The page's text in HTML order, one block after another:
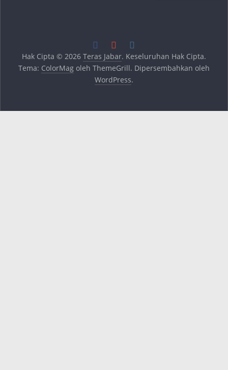
Hak Cipta © 2026 Teras Jabar. Keseluruhan Hak Cipta.
Tema: ColorMagoleh ThemeGrill. Dipersembahkan oleh
WordPress.